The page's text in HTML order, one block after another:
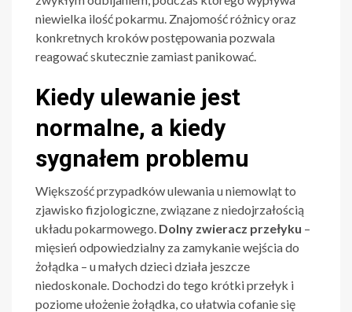
niewielka ilość pokarmu. Znajomość różnicy oraz
konkretnych kroków postępowania pozwala
reagować skutecznie zamiast panikować.
Kiedy ulewanie jest
normalne, a kiedy
sygnałem problemu
Większość przypadków ulewania u niemowląt to
zjawisko fizjologiczne, związane z niedojrzałością
układu pokarmowego. Dolny zwieracz przełyku –
mięsień odpowiedzialny za zamykanie wejścia do
żołądka – u małych dzieci działa jeszcze
niedoskonale. Dochodzi do tego krótki przełyk i
poziome ułożenie żołądka, co ułatwia cofanie się